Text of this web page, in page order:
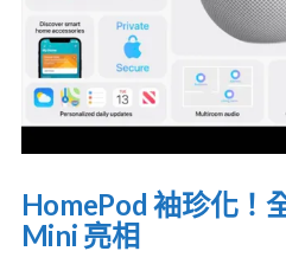
HomePod 袖珍化！
Mini 亮相